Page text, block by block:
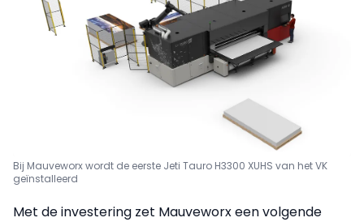
Bij Mauveworx wordt de eerste Jeti Tauro H3300 XUHS van het VK
geïnstalleerd
Met de investering zet Mauveworx een volgende